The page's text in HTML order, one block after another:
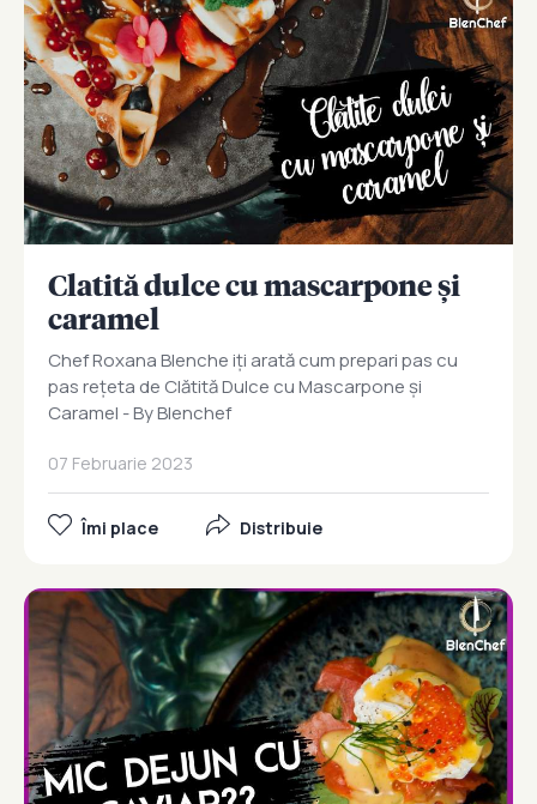
Clatită dulce cu mascarpone și
caramel
Chef Roxana Blenche iți arată cum prepari pas cu
pas rețeta de Clătită Dulce cu Mascarpone și
Caramel - By Blenchef
07 Februarie 2023
Îmi place Distribuie